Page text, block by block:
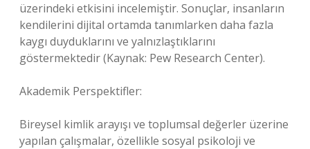
üzerindeki etkisini incelemiştir. Sonuçlar, insanların
kendilerini dijital ortamda tanımlarken daha fazla
kaygı duyduklarını ve yalnızlaştıklarını
göstermektedir (Kaynak: Pew Research Center).
Akademik Perspektifler:
Bireysel kimlik arayışı ve toplumsal değerler üzerine
yapılan çalışmalar, özellikle sosyal psikoloji ve